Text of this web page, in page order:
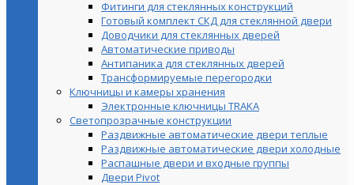
Фитинги для стеклянных конструкций
Готовый комплект СКД для стеклянной двери
Доводчики для стеклянных дверей
Автоматические приводы
Антипаника для стеклянных дверей
Трансформируемые перегородки
Ключницы и камеры хранения
Электронные ключницы TRAKA
Светопрозрачные конструкции
Раздвижные автоматические двери теплые
Раздвижные автоматические двери холодные
Распашные двери и входные группы
Двери Pivot